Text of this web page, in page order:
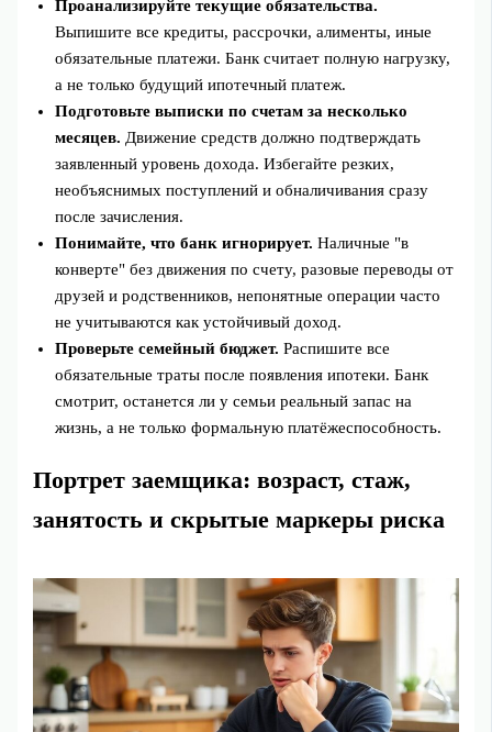
Проанализируйте текущие обязательства.
Выпишите все кредиты, рассрочки, алименты, иные
обязательные платежи. Банк считает полную нагрузку,
а не только будущий ипотечный платеж.
Подготовьте выписки по счетам за несколько
месяцев. Движение средств должно подтверждать
заявленный уровень дохода. Избегайте резких,
необъяснимых поступлений и обналичивания сразу
после зачисления.
Понимайте, что банк игнорирует. Наличные "в
конверте" без движения по счету, разовые переводы от
друзей и родственников, непонятные операции часто
не учитываются как устойчивый доход.
Проверьте семейный бюджет. Распишите все
обязательные траты после появления ипотеки. Банк
смотрит, останется ли у семьи реальный запас на
жизнь, а не только формальную платёжеспособность.
Портрет заемщика: возраст, стаж,
занятость и скрытые маркеры риска